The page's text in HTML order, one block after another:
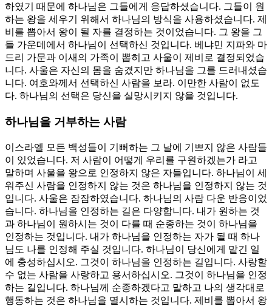
하였기 때문에 하나님은 그들에게 응답하셨습니다. 그들이 원
하는 왕을 세우기 위해서 하나님의 방식을 사용하셨습니다. 제
비를 뽑아서 왕이 될 자를 결정하는 것이었습니다. 그 왕을 그
들 가운데에서 하나님이 선택하신 것입니다. 베냐민 지파와 마
드리 가문과 이새의 가족이 뽑히고 사울이 제비로 결정되었습
니다. 사울은 자신의 몸을 숨겼지만 하나님을 그를 드러내셨습
니다. 여호와께서 선택하신 사람을 보라. 이만한 사람이 없도
다. 하나님의 선택은 당신을 실망시키지 않을 것입니다.
하나님을 거부하는 사람
이스라엘 모든 백성들이 기뻐하는 그 날에 기쁘지 않은 사람들
이 있었습니다. 저 사람이 어떻게 우리를 구원하겠는가 라고
말하며 사울을 왕으로 인정하지 않은 자들입니다. 하나님이 세
워주신 사람을 인정하지 않는 것은 하나님을 인정하지 않는 것
입니다. 사울은 잠잠하였습니다. 하나님의 사람 다운 반응이었
습니다. 하나님을 인정하는 길은 다양합니다. 내가 원하는 것
과 하나님이 원하시는 것이 다를 때 순종하는 것이 하나님을
인정하는 것입니다. 내가 하나님을 인정하는 자가 될 때 하나
님도 나를 인정해 주실 것입니다. 하나님이 당신에게 맡긴 일
에 충성하십시오. 그것이 하나님을 인정하는 길입니다. 사랑할
수 없는 사람을 사랑하고 용서하십시오. 그것이 하나님을 인정
하는 길입니다. 하나님께 순종하겠다고 말하고 나의 생각대로
행동하는 것은 하나님을 멸시하는 것입니다. 제비를 뽑아서 왕